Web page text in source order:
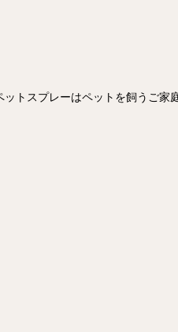
トスプレーはペットを飼うご家